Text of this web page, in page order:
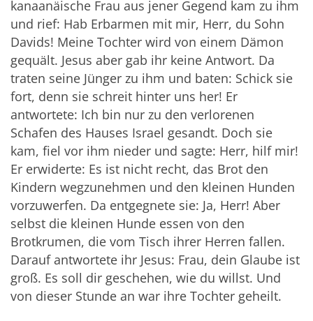
kanaanäische Frau aus jener Gegend kam zu ihm
und rief: Hab Erbarmen mit mir, Herr, du Sohn
Davids! Meine Tochter wird von einem Dämon
gequält. Jesus aber gab ihr keine Antwort. Da
traten seine Jünger zu ihm und baten: Schick sie
fort, denn sie schreit hinter uns her! Er
antwortete: Ich bin nur zu den verlorenen
Schafen des Hauses Israel gesandt. Doch sie
kam, fiel vor ihm nieder und sagte: Herr, hilf mir!
Er erwiderte: Es ist nicht recht, das Brot den
Kindern wegzunehmen und den kleinen Hunden
vorzuwerfen. Da entgegnete sie: Ja, Herr! Aber
selbst die kleinen Hunde essen von den
Brotkrumen, die vom Tisch ihrer Herren fallen.
Darauf antwortete ihr Jesus: Frau, dein Glaube ist
groß. Es soll dir geschehen, wie du willst. Und
von dieser Stunde an war ihre Tochter geheilt.